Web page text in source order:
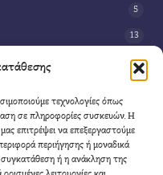
τεχνολογίες όπως
σε πληροφορίες συσκευών. Η
επιτρέψει να επεξεργαστούμε
περιήγησης ή μοναδικά
ή η ανάκληση της
5
13
42
3